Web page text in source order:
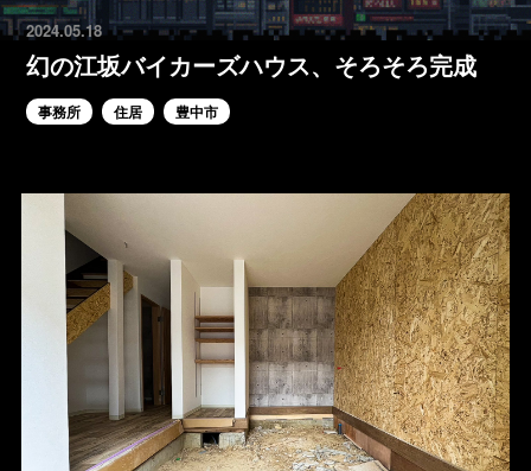
2024.05.18
幻の江坂バイカーズハウス、そろそろ完成
事務所 住居 豊中市